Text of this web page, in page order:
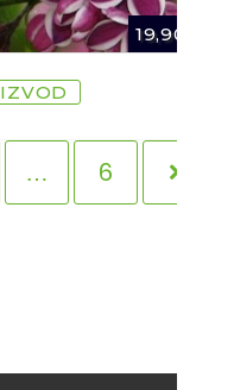
19,90
… 6